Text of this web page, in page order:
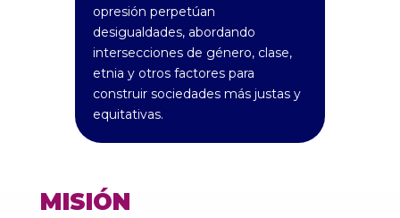
opresión perpetúan
desigualdades, abordando
intersecciones de género, clase,
etnia y otros factores para
construir sociedades más justas y
equitativas.
MISIÓN